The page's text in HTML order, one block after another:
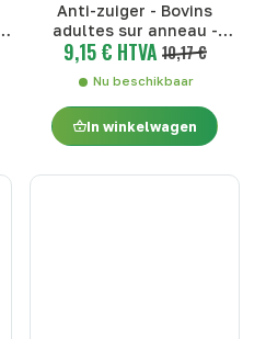
Anti-zuiger - Bovins
adultes sur anneau -
Klassieke zuignap - Bovins
adultes sur anneau
9,15 € HTVA 10,17 €
Nu beschikbaar
In winkelwagen